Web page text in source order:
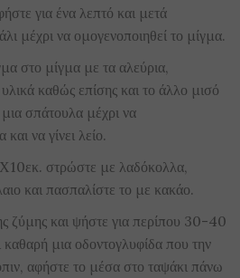
για ένα λεπτό και μετά
μέχρι να ομογενοποιηθεί το μίγμα.
στο μίγμα με τα αλεύρια,
καθώς επίσης και το άλλο μισό
σπάτουλα μέχρι να
να γίνει λείο.
στρώστε με λαδόκολλα,
και πασπαλίστε το με κακάο.
ζύμης και ψήστε για περίπου 30-40
καθαρή μια οδοντογλυφίδα που την
αφήστε το μέσα στο ταψάκι πάνω